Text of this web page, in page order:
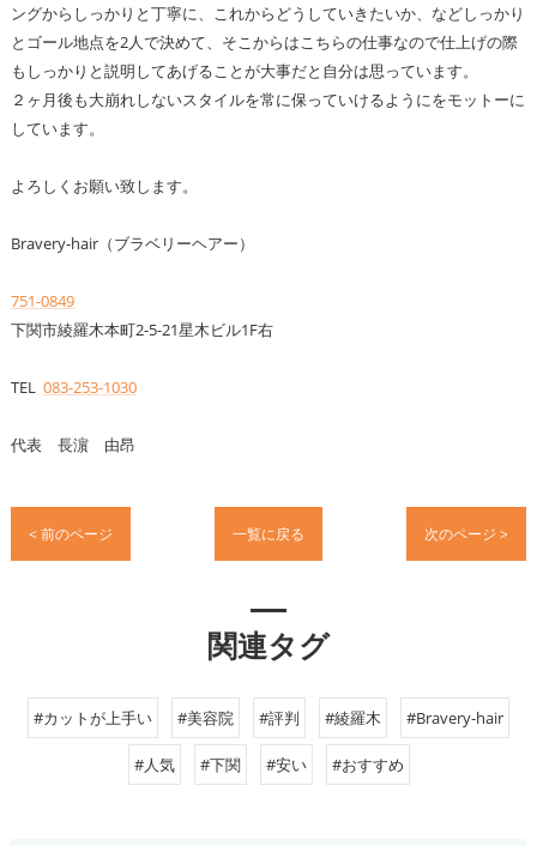
ングからしっかりと丁寧に、これからどうしていきたいか、などしっかり
とゴール地点を2人で決めて、そこからはこちらの仕事なので仕上げの際
もしっかりと説明してあげることが大事だと自分は思っています。
２ヶ月後も大崩れしないスタイルを常に保っていけるようにをモットーに
しています。
よろしくお願い致します。
Bravery-hair（ブラベリーヘアー）
751-0849
下関市綾羅木本町2-5-21星木ビル1F右
TEL 083-253-1030
代表 長濵 由昂
< 前のページ 一覧に戻る 次のページ >
関連タグ
#カットが上手い #美容院 #評判 #綾羅木 #Bravery-hair
#人気 #下関 #安い #おすすめ